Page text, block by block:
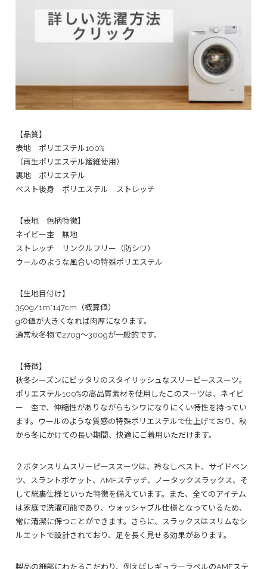
【品質】
表地 ポリエステル100%
（再生ポリエステル繊維使用）
裏地 ポリエステル
ベスト後身 ポリエステル ストレッチ
【表地 色柄特徴】
ネイビー杢 無地
ストレッチ リンクルフリー（防シワ）
ウールのような風合いの特殊ポリエステル
【生地目付け】
350g/1m*147cm（概算値）
gの値が大きくなれば肉厚になります。
通常秋冬物で270g～300gが一般的です。
【特徴】
秋冬シーズンにピッタリのスタイリッシュなスリーピーススーツ。
ポリエステル100%の高品質素材を使用したこのスーツは、ネイビ
ー 杢で、伸縮性がありながらもシワになりにくい特性を持ってい
ます。ウールのような質感の特殊ポリエステルで仕上げており、秋
から冬にかけての長い期間、快適にご着用いただけます。
２ボタンスリムスリーピーススーツは、衿なしベスト、サイドベン
ツ、スラントポケット、AMFステッチ、ノータックスラックス、そ
して総裏仕様といった特徴を備えています。また、全てのアイテム
は家庭で洗濯可能であり、ウォッシャブル仕様となっているため、
常に清潔に保つことができます。さらに、スラックスはスリムなシ
ルエットで設計されており、足を長く見せる効果があります。
製品の細部にわたるこだわり、例えばレギュラーラペルのAMFステ